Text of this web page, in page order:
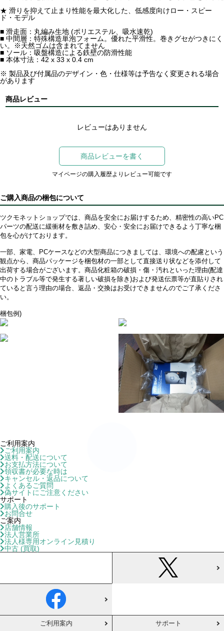
★ 滑りを抑えて止まり性能を最大化した、低感度向けロー・スピー
ド・モデル
■ 滑走面：丸編み生地 (ポリエステル、吸水速乾)
■ 中間層：特殊構造単泡フォーム。優れた平滑性。巻きグセがつきにく
い。※天然ゴムは含まれてません
■ ソール：吸盤構造による鉄壁の防滑性能
■ 本体寸法：42 x 33 x 0.4 cm
※ 製品及び付属品のデザイン・色・仕様等は予告なく変更される場合
があります
商品レビュー
レビューはありません
商品レビューを書く
マイページの購入履歴よりレビュー可能です
ご購入商品の梱包について
ツクモネットショップでは、商品を安全にお届けするため、精密性の高いPC
パーツの配送に緩衝材を敷き詰め、安心・安全にお届けできるよう丁寧な梱
包を心がけております。
一部、家電、PCケースなどの大型商品につきましては、環境への配慮という
観点から、商品パッケージを梱包材の一部として直接送り状などを添付して
出荷する場合がございます。商品化粧箱の破損・傷・汚れといった理由(配達
中のトラブル等で発生する著しい破損を除き)および発送伝票等が直貼りされ
ていると言う理由の場合、返品・交換はお受けできませんのでご了承くださ
い。
梱包例)
ご利用案内
ご利用案内
送料・配送について
お支払方法について
領収書が必要な時は
キャンセル・返品について
よくあるご質問
偽サイトにご注意ください
サポート
購入後のサポート
お問合せ
ご案内
店舗情報
法人営業所
法人様専用オンライン見積り
中古 (買取)
ご利用案内 サポート